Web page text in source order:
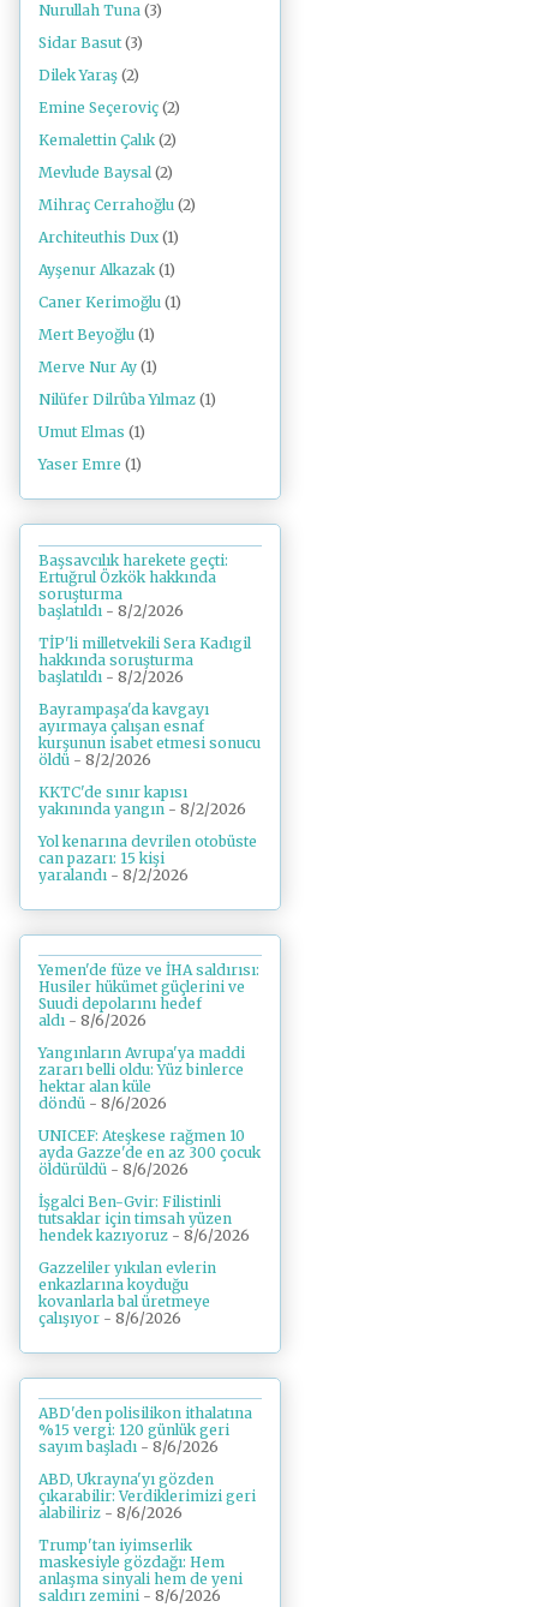
Nurullah Tuna (3)
Sidar Basut (3)
Dilek Yaraş (2)
Emine Seçeroviç (2)
Kemalettin Çalık (2)
Mevlude Baysal (2)
Mihraç Cerrahoğlu (2)
Architeuthis Dux (1)
Ayşenur Alkazak (1)
Caner Kerimoğlu (1)
Mert Beyoğlu (1)
Merve Nur Ay (1)
Nilüfer Dilrûba Yılmaz (1)
Umut Elmas (1)
Yaser Emre (1)
Başsavcılık harekete geçti:
Ertuğrul Özkök hakkında
soruşturma
başlatıldı - 8/2/2026
TİP'li milletvekili Sera Kadıgil
hakkında soruşturma
başlatıldı - 8/2/2026
Bayrampaşa'da kavgayı
ayırmaya çalışan esnaf
kurşunun isabet etmesi sonucu
öldü - 8/2/2026
KKTC'de sınır kapısı
yakınında yangın - 8/2/2026
Yol kenarına devrilen otobüste
can pazarı: 15 kişi
yaralandı - 8/2/2026
Yemen'de füze ve İHA saldırısı:
Husiler hükümet güçlerini ve
Suudi depolarını hedef
aldı - 8/6/2026
Yangınların Avrupa'ya maddi
zararı belli oldu: Yüz binlerce
hektar alan küle
döndü - 8/6/2026
UNICEF: Ateşkese rağmen 10
ayda Gazze'de en az 300 çocuk
öldürüldü - 8/6/2026
İşgalci Ben-Gvir: Filistinli
tutsaklar için timsah yüzen
hendek kazıyoruz - 8/6/2026
Gazzeliler yıkılan evlerin
enkazlarına koyduğu
kovanlarla bal üretmeye
çalışıyor - 8/6/2026
ABD'den polisilikon ithalatına
%15 vergi: 120 günlük geri
sayım başladı - 8/6/2026
ABD, Ukrayna'yı gözden
çıkarabilir: Verdiklerimizi geri
alabiliriz - 8/6/2026
Trump'tan iyimserlik
maskesiyle gözdağı: Hem
anlaşma sinyali hem de yeni
saldırı zemini - 8/6/2026